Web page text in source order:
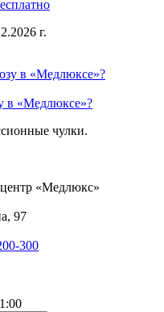
г.
в «Медлюксе»?
чулки.
«Медлюкс»
97
300